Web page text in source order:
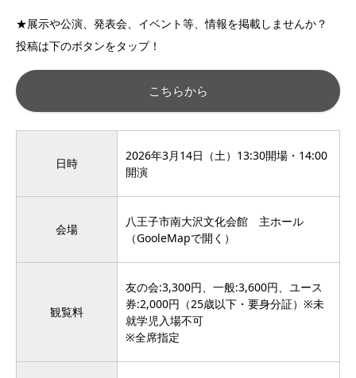
★展示や公演、発表会、イベント等、情報を掲載しませんか？
投稿は下のボタンをタップ！
こちらから
日時
2026年3月14日（土）13:30開場・14:00
開演
会場
八王子市南大沢文化会館 主ホール
（GooleMapで開く ）
観覧料
友の会:3,300円、一般:3,600円、ユース
券:2,000円（25歳以下・要身分証）※未
就学児入場不可
※全席指定